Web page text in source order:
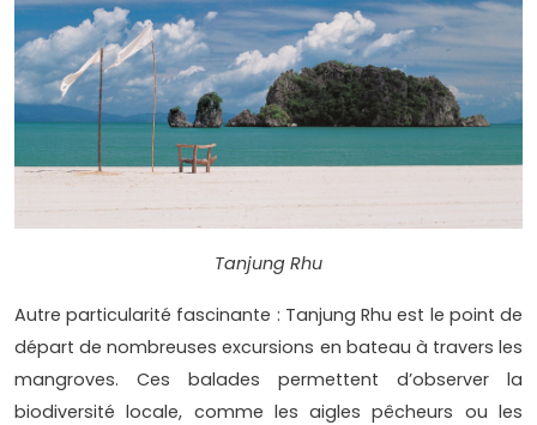
Tanjung Rhu
Autre particularité fascinante : Tanjung Rhu est le point de
départ de nombreuses excursions en bateau à travers les
mangroves. Ces balades permettent d’observer la
biodiversité locale, comme les aigles pêcheurs ou les